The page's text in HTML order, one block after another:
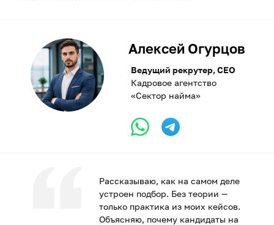
Рассказываю, как на самом деле
устроен подбор. Без теории —
только практика из моих кейсов.
Объясняю, почему кандидаты на
Алексей Огурцов
Ведущий рекрутер, CEO
Кадровое агентство
«Сектор найма»